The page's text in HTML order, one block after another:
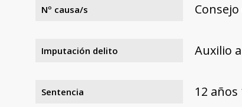
Nº causa/s
Imputación delito Auxilio
Sentencia 12 años